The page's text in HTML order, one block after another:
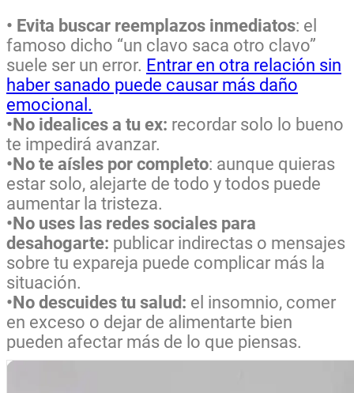
• Evita buscar reemplazos inmediatos: el
famoso dicho “un clavo saca otro clavo”
suele ser un error. Entrar en otra relación sin
haber sanado puede causar más daño
emocional.
•No idealices a tu ex: recordar solo lo bueno
te impedirá avanzar.
•No te aísles por completo: aunque quieras
estar solo, alejarte de todo y todos puede
aumentar la tristeza.
•No uses las redes sociales para
desahogarte: publicar indirectas o mensajes
sobre tu expareja puede complicar más la
situación.
•No descuides tu salud: el insomnio, comer
en exceso o dejar de alimentarte bien
pueden afectar más de lo que piensas.